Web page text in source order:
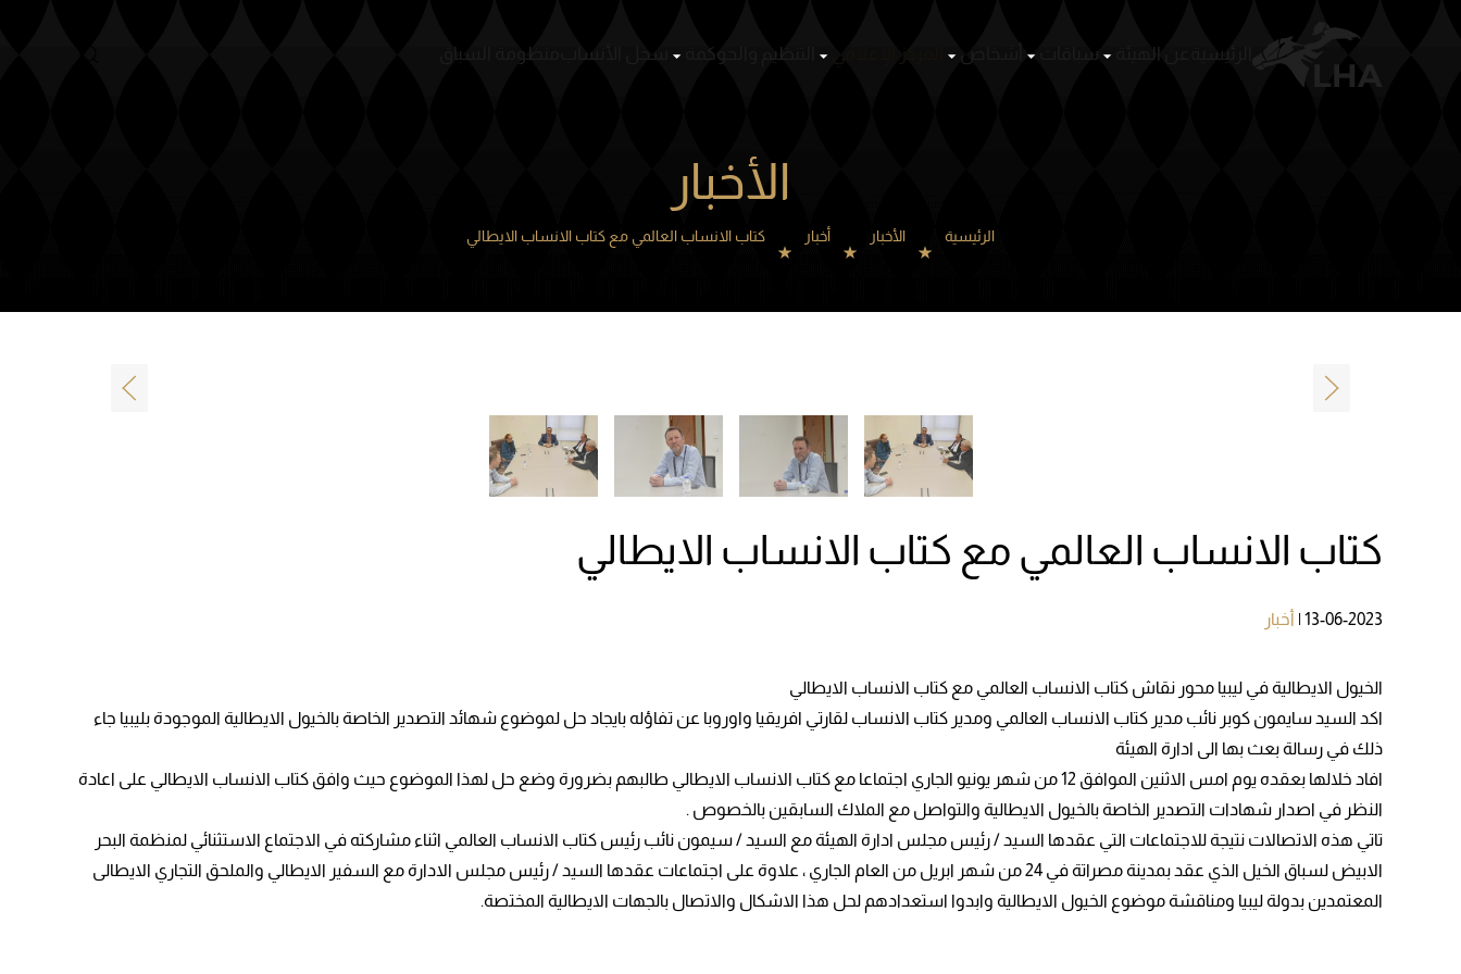
Skip to main content الرئيسية عن الهيئة سباقات أشخاص التنظيم والحوكمة سجل الأنساب منظومة السباق
الأخبار
الرئيسية الأخبار أخبار كتاب الانساب العالمي مع كتاب الانساب الايطالي
كتاب الانساب العالمي مع كتاب الانساب الايطالي
13-06-2023
| أخبار
الخيول الايطالية في ليبيا محور نقاش كتاب الانساب العالمي مع كتاب الانساب الايطالي
اكد السيد سايمون كوبر نائب مدير كتاب الانساب العالمي ومدير كتاب الانساب لقارتي افريقيا واوروبا عن تفاؤله بايجاد حل لموضوع شهائد التصدير الخاصة بالخيول الايطالية الموجودة بليبيا جاء
ذلك في رسالة بعث بها الى ادارة الهيئة
افاد خلالها بعقده يوم امس الاثنين الموافق 12 من شهر يونيو الجاري اجتماعا مع كتاب الانساب الايطالي طالبهم بضرورة وضع حل لهذا الموضوع حيث وافق كتاب الانساب الايطالي على اعادة
النظر في اصدار شهادات التصدير الخاصة بالخيول الايطالية والتواصل مع الملاك السابقين بالخصوص .
تاتي هذه الاتصالات نتيجة للاجتماعات التي عقدها السيد / رئيس مجلس ادارة الهيئة مع السيد / سيمون نائب رئيس كتاب الانساب العالمي اثناء مشاركته في الاجتماع الاستثنائي لمنظمة البحر
الابيض لسباق الخيل الذي عقد بمدينة مصراتة في 24 من شهر ابريل من العام الجاري ، علاوة على اجتماعات عقدها السيد / رئيس مجلس الادارة مع السفير الايطالي والملحق التجاري الايطالى
المعتمدين بدولة ليبيا ومناقشة موضوع الخيول الايطالية وابدوا استعدادهم لحل هذا الاشكال والاتصال بالجهات الايطالية المختصة.